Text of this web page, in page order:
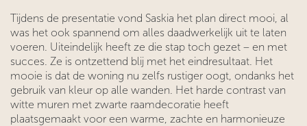
Tijdens de presentatie vond Saskia het plan direct mooi, al
was het ook spannend om alles daadwerkelijk uit te laten
voeren. Uiteindelijk heeft ze die stap toch gezet – en met
succes. Ze is ontzettend blij met het eindresultaat. Het
mooie is dat de woning nu zelfs rustiger oogt, ondanks het
gebruik van kleur op alle wanden. Het harde contrast van
witte muren met zwarte raamdecoratie heeft
plaatsgemaakt voor een warme, zachte en harmonieuze